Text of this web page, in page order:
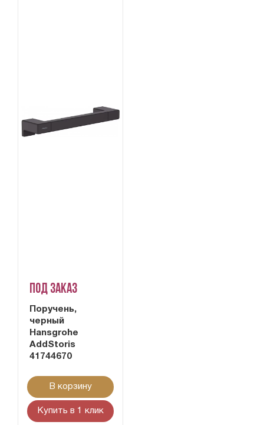
Под заказ
Поручень,
черный
Hansgrohe
AddStoris
41744670
В корзину
Купить в 1 клик